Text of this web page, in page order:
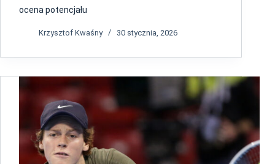
ocena potencjału
Krzysztof Kwaśny 30 stycznia, 2026